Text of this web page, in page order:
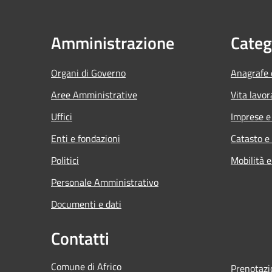
Amministrazione
Organi di Governo
Aree Amministrative
Uffici
Enti e fondazioni
Politici
Personale Amministrativo
Documenti e dati
Vita
Imprese
Catasto
Mobilità
Contatti
Comune di Africo